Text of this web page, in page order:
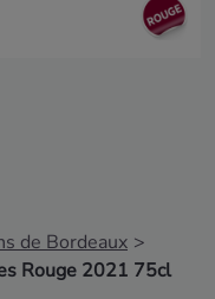
de Bordeaux
Rouge 2021 75cl